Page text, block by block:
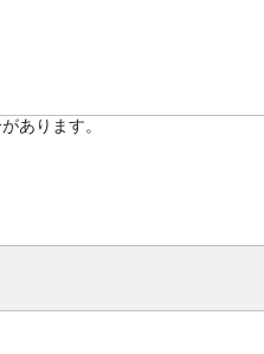
あります。